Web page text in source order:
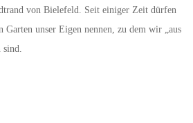
von Bielefeld. Seit einiger Zeit dürfen
Garten unser Eigen nennen, zu dem wir „aus